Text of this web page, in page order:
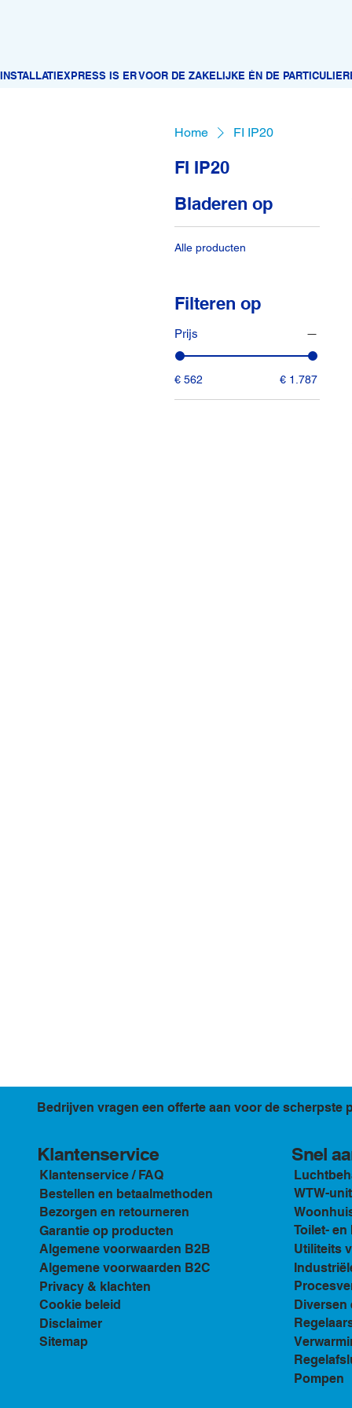
Home FI IP20
FI IP20
Bladeren op
Alle producten
Filteren op
Prijs
€ 562 € 1.787
Klantenservice
Klantenservice / FAQ
Bestellen en betaalmethoden
Bezorgen en retourneren
Garantie op producten
Algemene voorwaarden B2B
Algemene voorwaarden B2C
Privacy & klachten
Cookie beleid
Disclaimer
Sitemap
Bedrijven vragen een offerte aan voor de scherpste
Snel
WTW-
Toilet-
Utiliteits
Diversen
Pompen